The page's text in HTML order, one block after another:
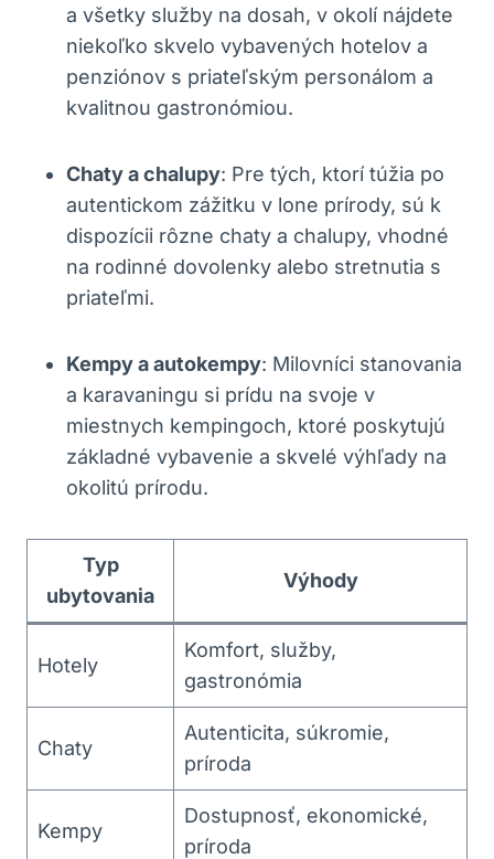
a všetky služby na dosah, v ⁤okolí nájdete
niekoľko⁢ skvelo vybavených hotelov a
penziónov s priateľským personálom a
kvalitnou gastronómiou.
Chaty a chalupy:​ Pre tých, ktorí túžia po‍
autentickom zážitku v lone prírody,‌ sú k ​
dispozícii rôzne chaty a chalupy,⁤ vhodné
⁤na ⁢rodinné dovolenky alebo stretnutia s
priateľmi.
Kempy a autokempy: Milovníci stanovania ​
a karavaningu si prídu na svoje v
miestnych kempingoch, ktoré poskytujú
‌základné vybavenie a skvelé výhľady na
⁤okolitú prírodu.
Typ
ubytovania
Výhody
Hotely
Komfort, služby,⁣
gastronómia
Chaty
Autenticita, ​súkromie,⁢
príroda
Kempy
Dostupnosť, ekonomické,
príroda